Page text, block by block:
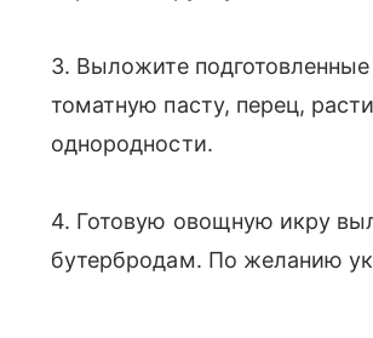
3. Выложите
томатную пасту, перец,
однородности.
4. Готовую овощную икру
бутербродам. По желанию